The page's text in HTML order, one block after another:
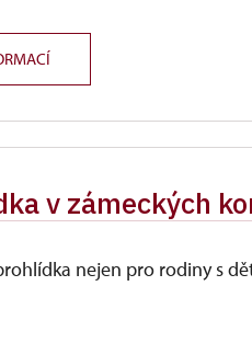
v zámeckých
nejen pro rodiny s